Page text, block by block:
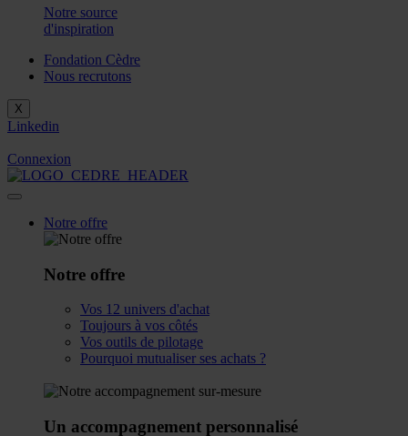
Notre source
d'inspiration
Fondation Cèdre
Nous recrutons
X
Linkedin
Connexion
Notre offre
Notre offre
Vos 12 univers d'achat
Toujours à vos côtés
Vos outils de pilotage
Pourquoi mutualiser ses achats ?
Un accompagnement personnalisé